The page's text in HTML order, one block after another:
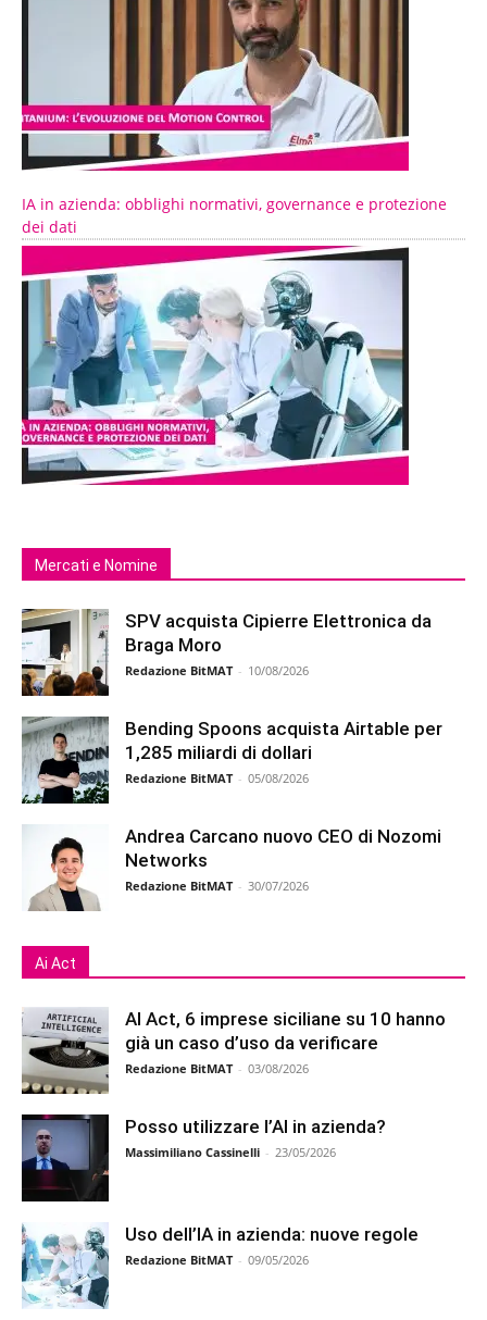
IA in azienda: obblighi normativi, governance e protezione
dei dati
Mercati e Nomine
SPV acquista Cipierre Elettronica da
Braga Moro
Redazione BitMAT - 10/08/2026
Bending Spoons acquista Airtable per
1,285 miliardi di dollari
Redazione BitMAT - 05/08/2026
Andrea Carcano nuovo CEO di Nozomi
Networks
Redazione BitMAT - 30/07/2026
Ai Act
AI Act, 6 imprese siciliane su 10 hanno
già un caso d’uso da verificare
Redazione BitMAT - 03/08/2026
Posso utilizzare l’AI in azienda?
Massimiliano Cassinelli - 23/05/2026
Uso dell’IA in azienda: nuove regole
Redazione BitMAT - 09/05/2026